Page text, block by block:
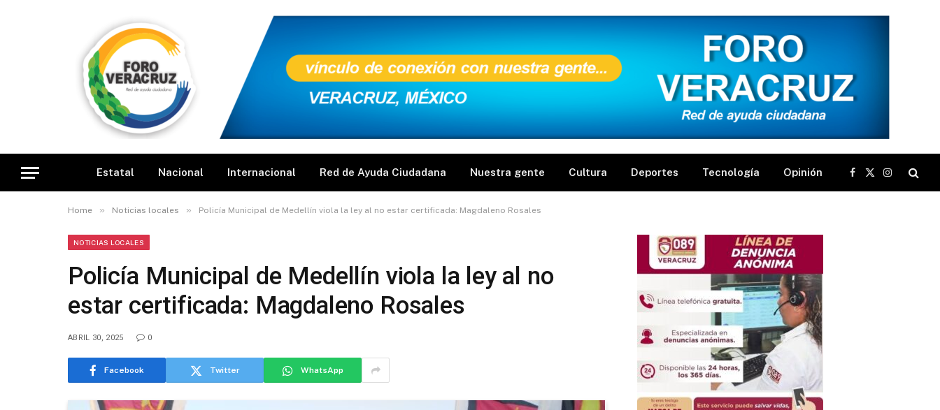
Estatal Nacional Internacional Red de Ayuda Ciudadana Nuestra gente Cultura Deportes Tecnología Opinión
Facebook
X
(Twitter)
Instagram
Home » Noticias locales » Policía Municipal de Medellín viola la ley al no estar certificada: Magdaleno Rosales
NOTICIAS LOCALES
Policía Municipal de Medellín viola la ley al no
estar certificada: Magdaleno Rosales
ABRIL 30, 2025 0
Facebook Twitter WhatsApp